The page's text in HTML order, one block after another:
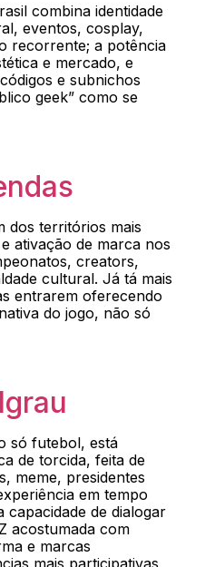
combina identidade
eventos, cosplay,
recorrente; a potência
e mercado, e
e subnichos
geek” como se
dos territórios mais
ativação de marca nos
creators,
cultural. Já tá mais
entrarem oferecendo
do jogo, não só
só futebol, está
de torcida, feita de
meme, presidentes
em tempo
capacidade de dialogar
acostumada com
e marcas
mais participativas